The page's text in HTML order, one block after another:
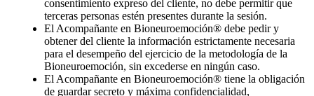
consentimiento expreso del cliente, no debe permitir que
terceras personas estén presentes durante la sesión.
El Acompañante en Bioneuroemoción® debe pedir y
obtener del cliente la información estrictamente necesaria
para el desempeño del ejercicio de la metodología de la
Bioneuroemoción, sin excederse en ningún caso.
El Acompañante en Bioneuroemoción® tiene la obligación
de guardar secreto y máxima confidencialidad,